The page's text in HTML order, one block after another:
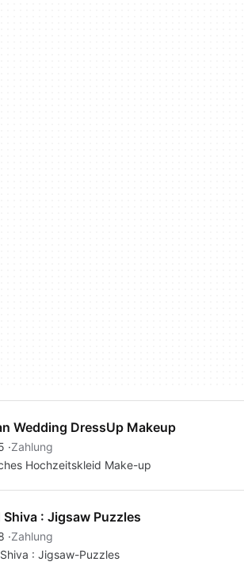
Wedding DressUp Makeup
Zahlung
Hochzeitskleid Make-up
Shiva : Jigsaw Puzzles
Zahlung
: Jigsaw-Puzzles